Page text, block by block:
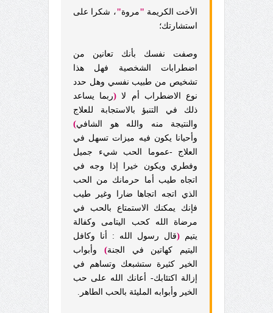
الأخت الكريمة "مروة"، شكرا على
استشارتك؛
وصفت نفسك بأنك تعانين من
اضطرابات الشخصية فهل هذا
تشخيص من طبيب نفسي وهل حدد
نوع الاضطراب أم لا (ربما يساعد
ذلك في التنبؤ بالاستجابة للعلاج
والنتيجة منه والله هو الشافي)
وأحيانا يكون فيه ميزات تسهل في
العلاج -عموما الحب شيء جميل
وفطري ويكون خيرا إذا وجه في
اتجاه طيب أما حرمانك من الحب
الذي اتجه اتجاها ضارا وغير طيب
فإنك يمكنك الاستمتاع بالحب في
مرضاة الله كحب اليتامى وكفالة
يتيم (قال رسول الله : أنا وكافل
اليتيم كهاتين في الجنة) وأبواب
الخير كثيرة ستشبعك وتساهم في
إزالة اكتئابك- أعانك الله على حب
الخير وأبوابه المليئة بالحب الطاهر.